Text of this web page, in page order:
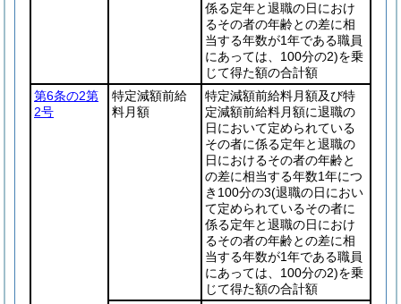
係る定年と退職の日におけ
るその者の年齢との差に相
当する年数が1年である職員
にあっては、100分の2)を乗
じて得た額の合計額
第6条の2第
2号
特定減額前給
料月額
特定減額前給料月額及び特
定減額前給料月額に退職の
日において定められている
その者に係る定年と退職の
日におけるその者の年齢と
の差に相当する年数1年につ
き100分の3(退職の日におい
て定められているその者に
係る定年と退職の日におけ
るその者の年齢との差に相
当する年数が1年である職員
にあっては、100分の2)を乗
じて得た額の合計額